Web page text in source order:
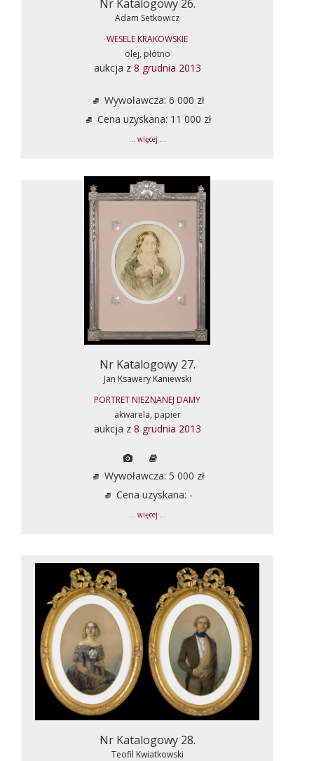
Nr Katalogowy 26.
Adam Setkowicz
WESELE KRAKOWSKIE
olej, płótno
aukcja z 8 grudnia 2013
Wywoławcza: 6 000 zł
Cena uzyskana: 11 000 zł
... więcej ...
Nr Katalogowy 27.
Jan Ksawery Kaniewski
PORTRET NIEZNANEJ DAMY
akwarela, papier
aukcja z 8 grudnia 2013
Wywoławcza: 5 000 zł
Cena uzyskana: -
... więcej ...
Nr Katalogowy 28.
Teofil Kwiatkowski